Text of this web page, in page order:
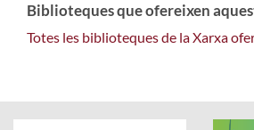
Biblioteques que ofereixen
Totes les biblioteques de la Xarxa